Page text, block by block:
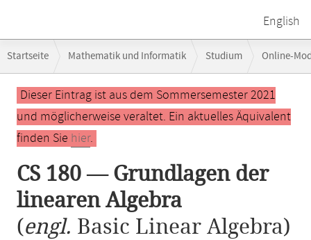
English
Navigation
Startseite Mathematik und Informatik Studium Online-
Hauptinhalt
Dieser Eintrag ist aus dem Sommersemester 2021
und möglicherweise veraltet. Ein aktuelles Äquivalent
finden Sie hier.
CS 180 — Grundlagen der
linearen Algebra
(engl. Basic Linear Algebra)